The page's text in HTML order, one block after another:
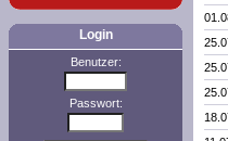
Login
Benutzer:
Passwort: